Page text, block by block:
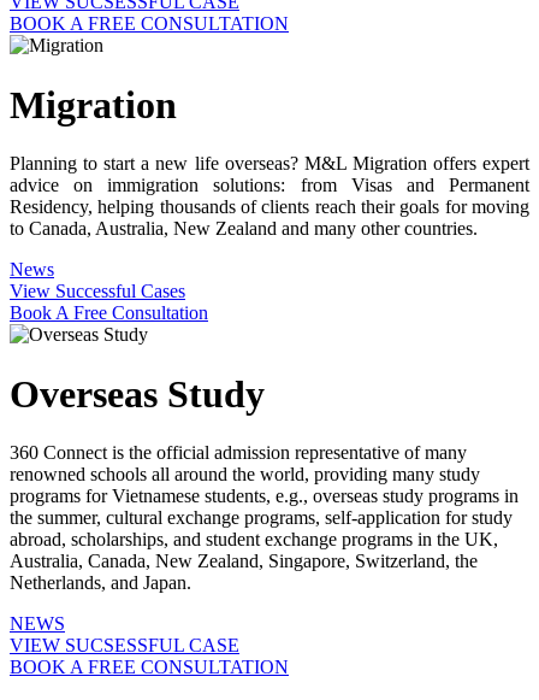
BOOK A FREE CONSULTATION
Migration
Planning to start a new life overseas? M&L Migration offers expert
advice on immigration solutions: from Visas and Permanent
Residency, helping thousands of clients reach their goals for moving
to Canada, Australia, New Zealand and many other countries.
News
View Successful Cases
Book A Free Consultation
Overseas Study
360 Connect is the official admission representative of many
renowned schools all around the world, providing many study
programs for Vietnamese students, e.g., overseas study programs in
the summer, cultural exchange programs, self-application for study
abroad, scholarships, and student exchange programs in the UK,
Australia, Canada, New Zealand, Singapore, Switzerland, the
Netherlands, and Japan.
NEWS
VIEW SUCSESSFUL CASE
BOOK A FREE CONSULTATION